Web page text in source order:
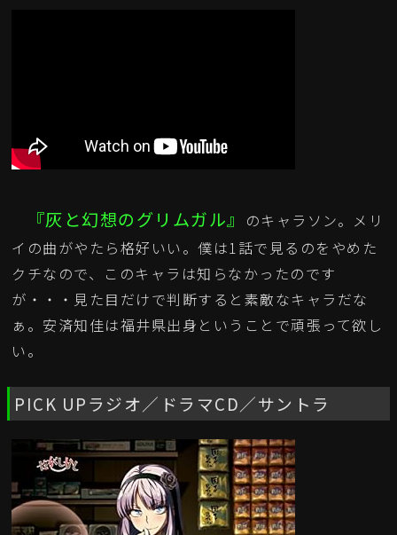
『灰と幻想のグリムガル』
のキャラソン。メリ
イの曲がやたら格好いい。僕は1話で見るのをやめた
クチなので、このキャラは知らなかったのです
が・・・見た目だけで判断すると素敵なキャラだな
ぁ。安済知佳は福井県出身ということで頑張って欲し
い。
PICK UPラジオ／ドラマCD／サントラ